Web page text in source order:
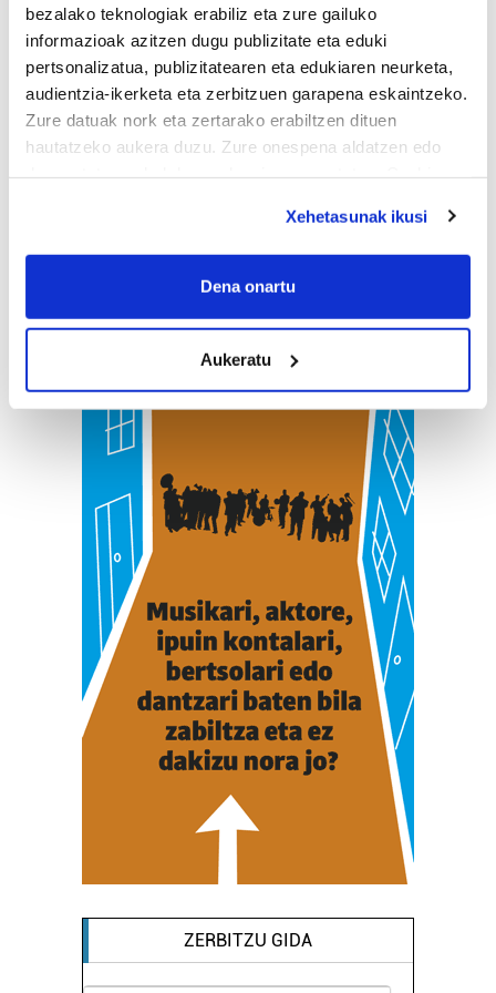
bezalako teknologiak erabiliz eta zure gailuko
informazioak azitzen dugu publizitate eta eduki
pertsonalizatua, publizitatearen eta edukiaren neurketa,
audientzia-ikerketa eta zerbitzuen garapena eskaintzeko.
Zure datuak nork eta zertarako erabiltzen dituen
hautatzeko aukera duzu. Zure onespena aldatzen edo
If you allow, we would also like to:
Collect information about your geographical
meters
Identify your device by actively scanning it for
specific characteristics (fingerprinting)
Find out more about how your personal data is processed
and set your preferences in the
details section.
Guk eta gure bazkideek zure datu pertsonalak
prozesatzen ditugu, zure IP zenbakia, besteak beste,
teknologia erabiliz, cookieak adibidez, iragarki eta eduki
pertsonalizatuak eskaintzeko, iragarkiak eta edukia
neurtzeko, jendeari buruzko informazioa biltzeko eta
produktuak garatzeko. Zure datuak nork eta zertarako
erabiltzen dituen hauta dezakezu.
Bazkide batzuek ez dizute baimenik eskatzen, eta beren
interes komertzial legitimoetan babesten dira. Ikusi gure
bazkideen zerrenda, beren ustez zein helburutarako
duten interes legitimoa eta horren aurka nola egin
Lortu zure datu pertsonalak prozesatzeko moduari
zure baimena Cookieen adierazpenean.
Xehetasunak ikusi
Dena onartu
Aukeratu
ZERBITZU GIDA